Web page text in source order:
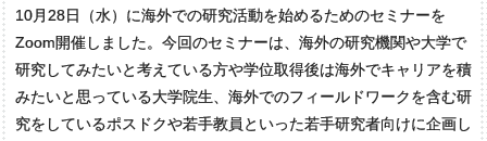
10月28日（水）に海外での研究活動を始めるためのセミナーを
Zoom開催しました。今回のセミナーは、海外の研究機関や大学で
研究してみたいと考えている方や学位取得後は海外でキャリアを積
みたいと思っている大学院生、海外でのフィールドワークを含む研
究をしているポスドクや若手教員といった若手研究者向けに企画し